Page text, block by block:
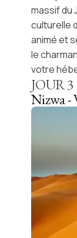
massif du
culturelle
animé et
le
votre
JOUR3
Nizwa -